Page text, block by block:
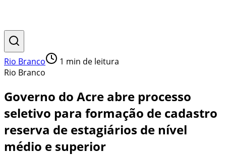
Rio Branco 1 min de leitura
Rio Branco
Governo do Acre abre processo
seletivo para formação de cadastro
reserva de estagiários de nível
médio e superior